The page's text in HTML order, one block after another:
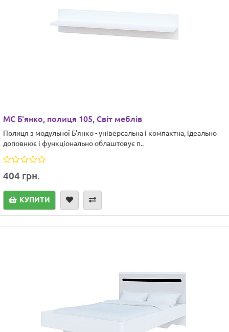
МС Б'янко, полиця 105, Світ меблів
Полиця з модульної Б'янко - універсальна і компактна, ідеально
доповнює і функціонально облаштовує п..
404 грн.
КУПИТИ